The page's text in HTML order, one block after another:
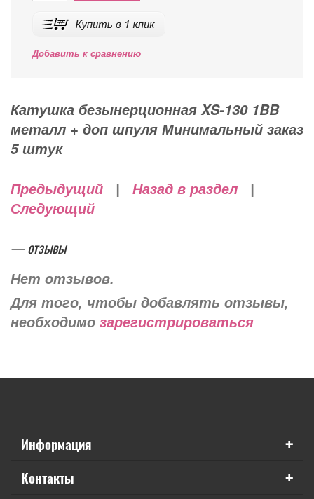
Добавить к сравнению
Катушка безынерционная XS-130 1BB
металл + доп шпуля Минимальный заказ
5 штук
Предыдущий Назад в раздел
Следующий
— отзывы
Нет отзывов.
Для того, чтобы добавлять отзывы,
необходимо зарегистрироваться
Информация +
Контакты +